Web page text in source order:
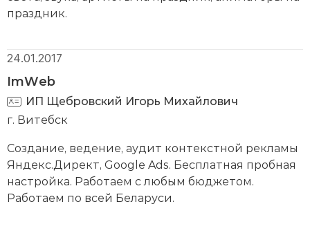
праздник.
24.01.2017
ImWeb
ИП Щебровский Игорь Михайлович
г. Витебск
Создание, ведение, аудит контекстной рекламы
Яндекс.Директ, Google Ads. Бесплатная пробная
настройка. Работаем с любым бюджетом.
Работаем по всей Беларуси.